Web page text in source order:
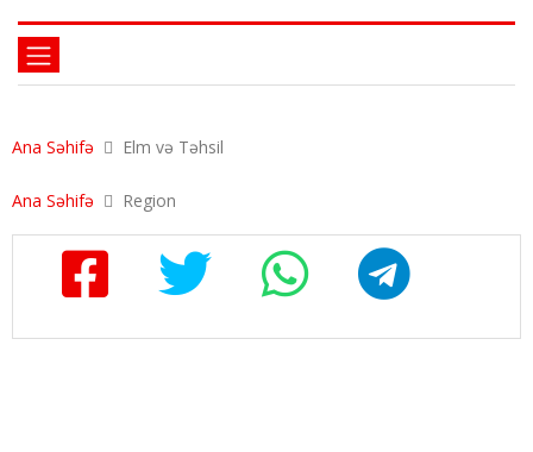
Ana Səhifə Elm və Təhsil
Ana Səhifə Region